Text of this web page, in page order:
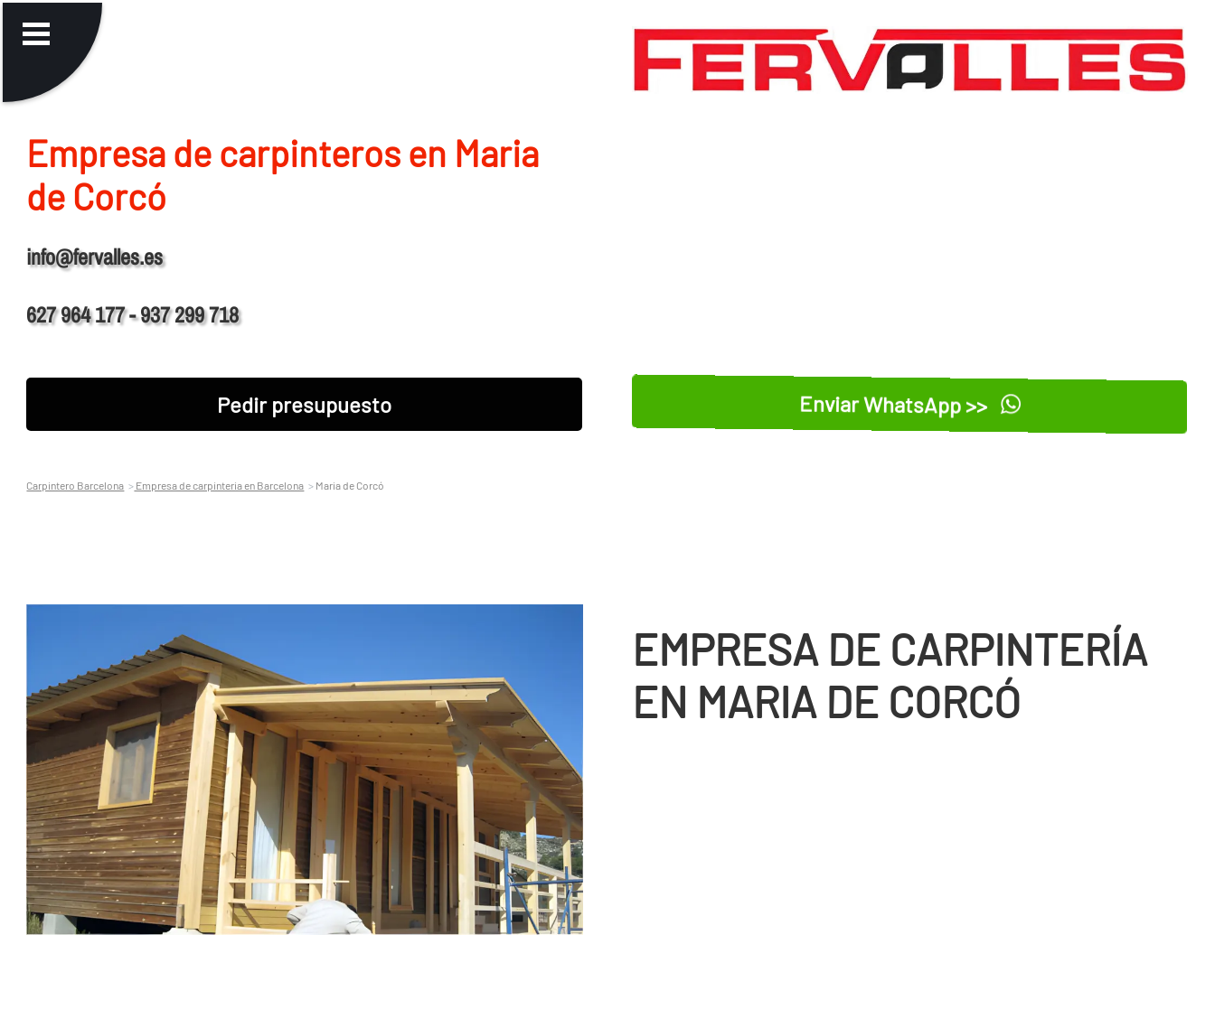
Empresa de carpinteros en Maria
de Corcó
info@fervalles.es
627 964 177 - 937 299 718
Pedir presupuesto Enviar WhatsApp >>
Carpintero Barcelona Empresa de carpinteria en Barcelona Maria de Corcó
EMPRESA DE CARPINTERÍ­A
EN MARIA DE CORCÓ